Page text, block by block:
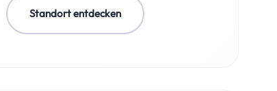
Standort entdecken